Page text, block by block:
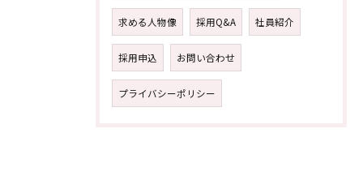
求める人物像 採用Q&A 社員紹介
採用申込 お問い合わせ
プライバシーポリシー